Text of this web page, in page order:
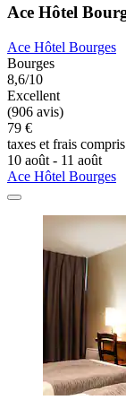
Ace Hôtel
Ace Hôtel Bourges
Bourges
8,6/10
Excellent
(906 avis)
79 €
taxes et frais compris
10 août - 11 août
Ace Hôtel Bourges